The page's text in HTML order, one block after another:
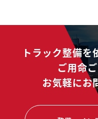
トラック整備を
ご用命
お気軽にお